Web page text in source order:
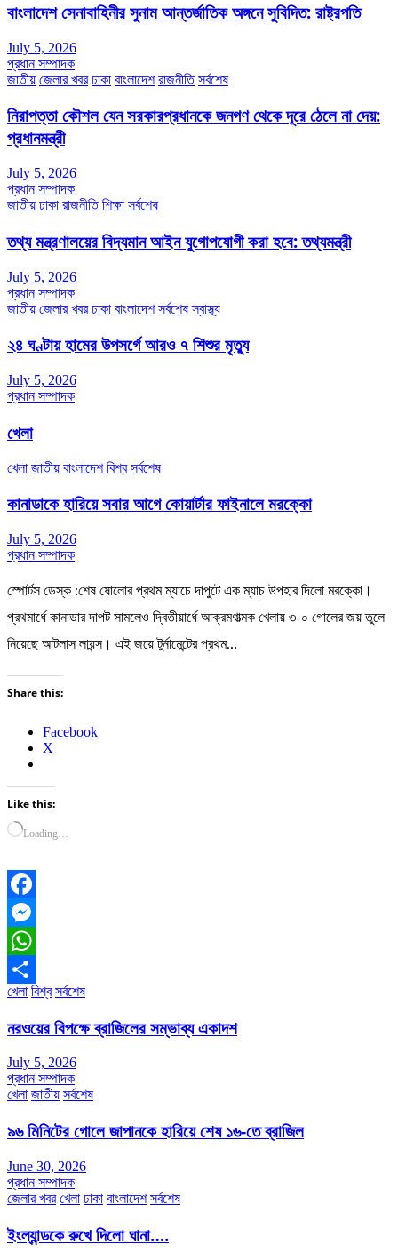
বাংলাদেশ সেনাবাহিনীর সুনাম আন্তর্জাতিক অঙ্গনে সুবিদিত: রাষ্ট্রপতি
July 5, 2026
প্রধান সম্পাদক
জাতীয় জেলার খবর ঢাকা বাংলাদেশ রাজনীতি সর্বশেষ
নিরাপত্তা কৌশল যেন সরকারপ্রধানকে জনগণ থেকে দূরে ঠেলে না দেয়:
প্রধানমন্ত্রী
July 5, 2026
প্রধান সম্পাদক
জাতীয় ঢাকা রাজনীতি শিক্ষা সর্বশেষ
তথ্য মন্ত্রণালয়ের বিদ্যমান আইন যুগোপযোগী করা হবে: তথ্যমন্ত্রী
July 5, 2026
প্রধান সম্পাদক
জাতীয় জেলার খবর ঢাকা বাংলাদেশ সর্বশেষ স্বাস্থ্য
২৪ ঘণ্টায় হামের উপসর্গে আরও ৭ শিশুর মৃত্যু
July 5, 2026
প্রধান সম্পাদক
খেলা
খেলা জাতীয় বাংলাদেশ বিশ্ব সর্বশেষ
কানাডাকে হারিয়ে সবার আগে কোয়ার্টার ফাইনালে মরক্কো
July 5, 2026
প্রধান সম্পাদক
স্পোর্টস ডেস্ক :শেষ ষোলোর প্রথম ম্যাচে দাপুটে এক ম্যাচ উপহার দিলো মরক্কো।
প্রথমার্ধে কানাডার দাপট সামলেও দ্বিতীয়ার্ধে আক্রমণাত্মক খেলায় ৩-০ গোলের জয় তুলে
নিয়েছে আটলাস লায়ন্স। এই জয়ে টুর্নামেন্টের প্রথম…
Share this:
Facebook
X
Like this:
Loading…
Facebook
Messenger
WhatsApp
Share
খেলা বিশ্ব সর্বশেষ
নরওয়ের বিপক্ষে ব্রাজিলের সম্ভাব্য একাদশ
July 5, 2026
প্রধান সম্পাদক
খেলা জাতীয় সর্বশেষ
৯৬ মিনিটের গোলে জাপানকে হারিয়ে শেষ ১৬-তে ব্রাজিল
June 30, 2026
প্রধান সম্পাদক
জেলার খবর খেলা ঢাকা বাংলাদেশ সর্বশেষ
ইংল্যান্ডকে রুখে দিলো ঘানা….